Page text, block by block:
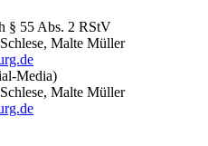
§ 55 Abs. 2 RStV
Malte Müller
Media)
Malte Müller